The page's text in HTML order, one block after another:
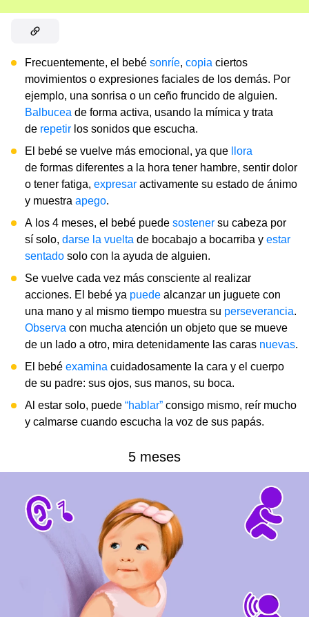
Frecuentemente, el bebé sonríe, copia ciertos
movimientos o expresiones faciales de los demás. Por
ejemplo, una sonrisa o un ceño fruncido de alguien.
Balbucea de forma activa, usando la mímica y trata
de repetir los sonidos que escucha.
El bebé se vuelve más emocional, ya que
llora
de formas diferentes a la hora tener hambre, sentir dolor
o tener fatiga, expresar activamente su estado de ánimo
y muestra apego.
A los 4 meses, el bebé puede sostener su cabeza por
sí solo, darse la vuelta de bocabajo a bocarriba y estar
sentado solo con la ayuda de alguien.
Se vuelve cada vez más consciente al realizar
acciones. El bebé ya puede alcanzar un juguete con
una mano y al mismo tiempo muestra su perseverancia.
Observa con mucha atención un objeto que se mueve
de un lado a otro, mira detenidamente las caras nuevas.
El bebé examina cuidadosamente la cara y el cuerpo
de su padre: sus ojos, sus manos, su boca.
Al estar solo, puede “hablar” consigo mismo, reír mucho
y calmarse cuando escucha la voz de sus papás.
5 meses